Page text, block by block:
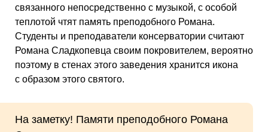
связанного непосредственно с музыкой, с особой
теплотой чтят память преподобного Романа.
Студенты и преподаватели консерватории считают
Романа Сладкопевца своим покровителем, вероятно
поэтому в стенах этого заведения хранится икона
с образом этого святого.
На заметку! Памяти преподобного Романа